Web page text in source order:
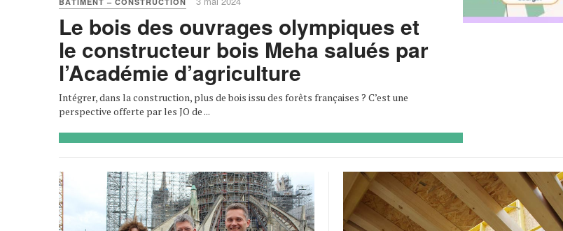
Le bois des ouvrages olympiques et
le constructeur bois Meha salués par
l’Académie d’agriculture
Intégrer, dans la construction, plus de bois issu des forêts françaises ? C’est une
perspective offerte par les JO de ...